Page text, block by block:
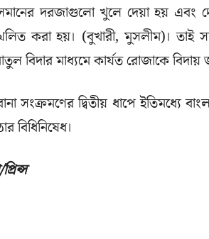
দরজাগুলো খুলে দেয়া হয় এবং
করা হয়। (বুখারী, মুসলীম)। তাই
বিদার মাধ্যমে কার্যত রোজাকে বিদায়
সংক্রমণের দ্বিতীয় ধাপে ইতিমধ্যে
বিধিনিষেধ।